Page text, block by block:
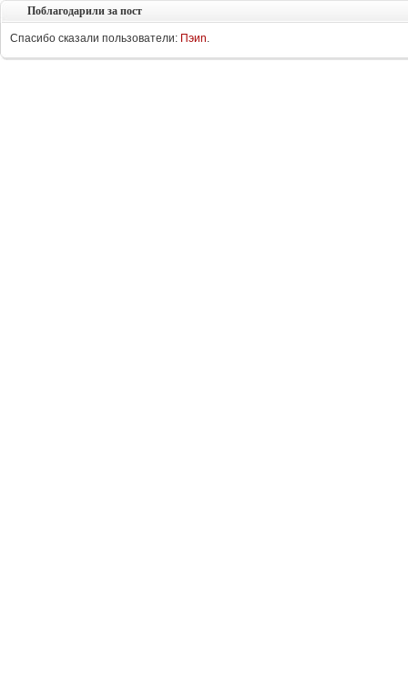
Поблагодарили за пост
Спасибо сказали пользователи: Пэиn.